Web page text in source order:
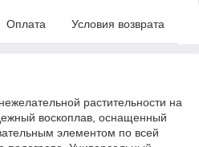
Оплата Условия возврата
растительности на
воскоплав, оснащенный
элементом по всей